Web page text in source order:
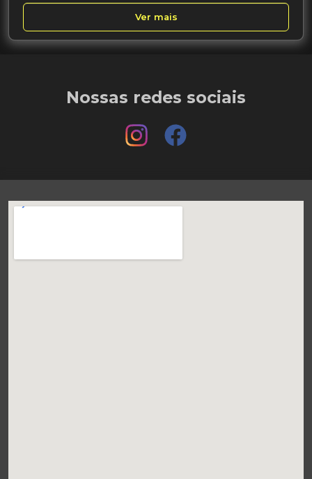
Ver mais
Nossas redes sociais